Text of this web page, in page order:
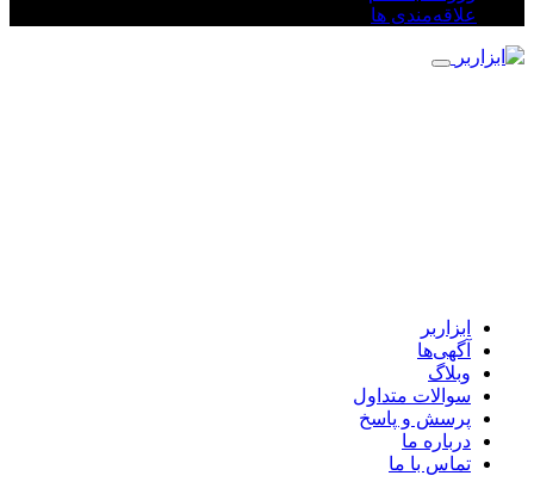
علاقه‌مندی ها
ابزاربر
آگهی‌ها
وبلاگ
سوالات متداول
پرسش و پاسخ
درباره ما
تماس با ما